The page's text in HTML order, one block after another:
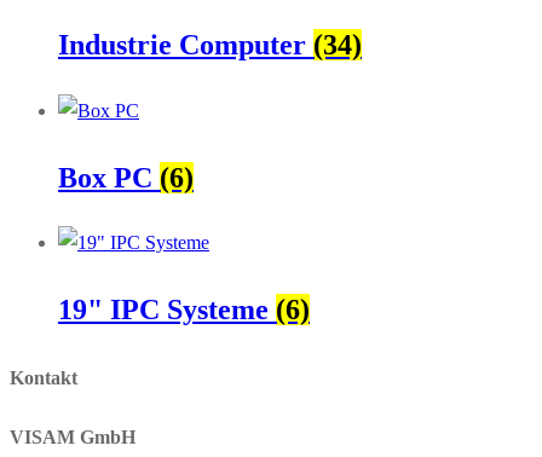
Industrie Computer (34)
Box PC (6)
19" IPC Systeme (6)
Kontakt
VISAM GmbH